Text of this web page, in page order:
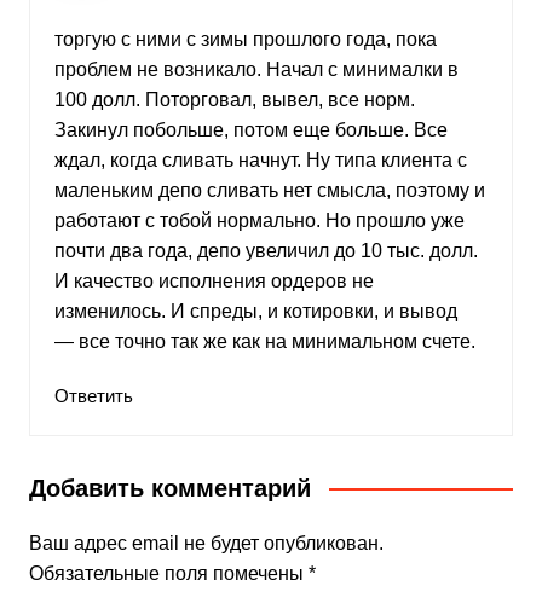
торгую с ними с зимы прошлого года, пока
проблем не возникало. Начал с минималки в
100 долл. Поторговал, вывел, все норм.
Закинул побольше, потом еще больше. Все
ждал, когда сливать начнут. Ну типа клиента с
маленьким депо сливать нет смысла, поэтому и
работают с тобой нормально. Но прошло уже
почти два года, депо увеличил до 10 тыс. долл.
И качество исполнения ордеров не
изменилось. И спреды, и котировки, и вывод
— все точно так же как на минимальном счете.
Ответить
Добавить комментарий
Ваш адрес email не будет опубликован.
Обязательные поля помечены *